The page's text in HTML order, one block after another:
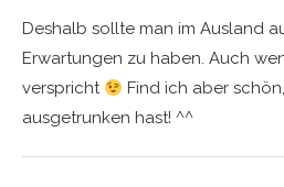
Deshalb sollte man im Ausland
Erwartungen zu haben. Auch
verspricht
Find ich aber
ausgetrunken hast! ^^